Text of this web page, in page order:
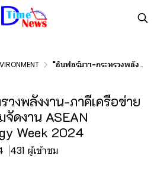
"อินฟอร์มาฯ-กระทรวงพลังงาน-ภาคีเครือข่ายด้านพลังงาน" พร้อมจัดงาน ASEAN Sustainable Energy Week 2024
งพลังงาน-ภาคีเครือข่าย
ดงาน ASEAN
Week 2024
431 ผู้เข้าชม